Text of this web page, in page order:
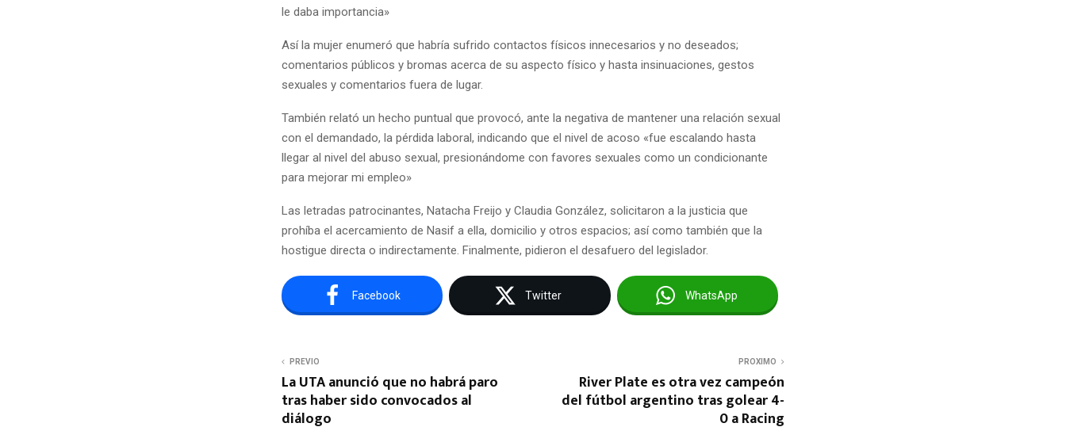
le daba importancia»
Así la mujer enumeró que habría sufrido contactos físicos innecesarios y no deseados;
comentarios públicos y bromas acerca de su aspecto físico y hasta insinuaciones, gestos
sexuales y comentarios fuera de lugar.
También relató un hecho puntual que provocó, ante la negativa de mantener una relación sexual
con el demandado, la pérdida laboral, indicando que el nivel de acoso «fue escalando hasta
llegar al nivel del abuso sexual, presionándome con favores sexuales como un condicionante
para mejorar mi empleo»
Las letradas patrocinantes, Natacha Freijo y Claudia González, solicitaron a la justicia que
prohíba el acercamiento de Nasif a ella, domicilio y otros espacios; así como también que la
hostigue directa o indirectamente. Finalmente, pidieron el desafuero del legislador.
Facebook Twitter WhatsApp
PREVIO
La UTA anunció que no habrá paro
tras haber sido convocados al
diálogo
PROXIMO
River Plate es otra vez campeón
del fútbol argentino tras golear 4-
0 a Racing